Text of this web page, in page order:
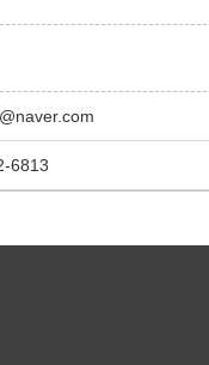
6813